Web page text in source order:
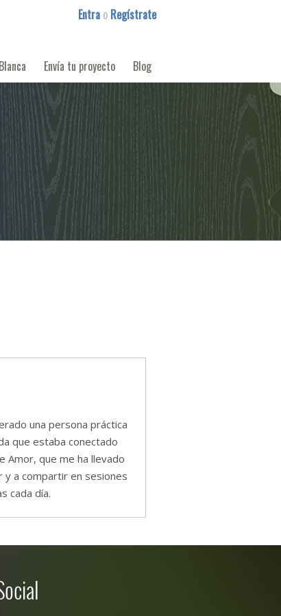
Entra o Regístrate
Envía tu proyecto Blog
una persona práctica
que estaba conectado
Amor, que me ha llevado
y a compartir en sesiones
cada día.